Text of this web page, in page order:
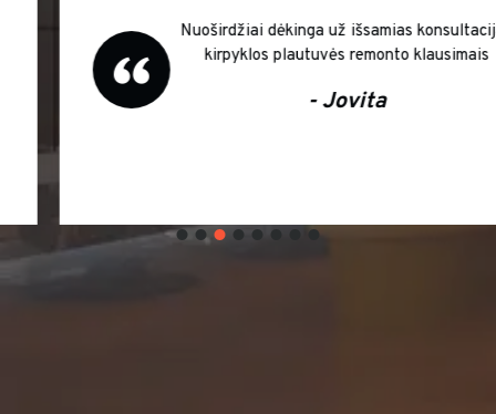
Nuoširdžiai dėkinga už išsamias konsultacijas
kirpyklos plautuvės remonto klausimais
- Jovita